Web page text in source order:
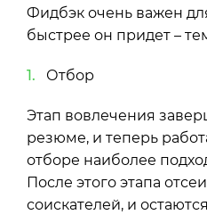
Фидбэк очень важен
быстрее он придет –
Отбор
Этап вовлечения
резюме, и теперь
отборе наиболее
После этого этапа
соискателей, и